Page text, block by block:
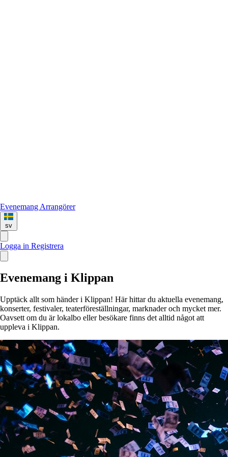
Evenemang Arrangörer
sv
Logga in Registrera
Evenemang i Klippan
Upptäck allt som händer i Klippan! Här hittar du aktuella evenemang,
konserter, festivaler, teaterföreställningar, marknader och mycket mer.
Oavsett om du är lokalbo eller besökare finns det alltid något att
uppleva i Klippan.